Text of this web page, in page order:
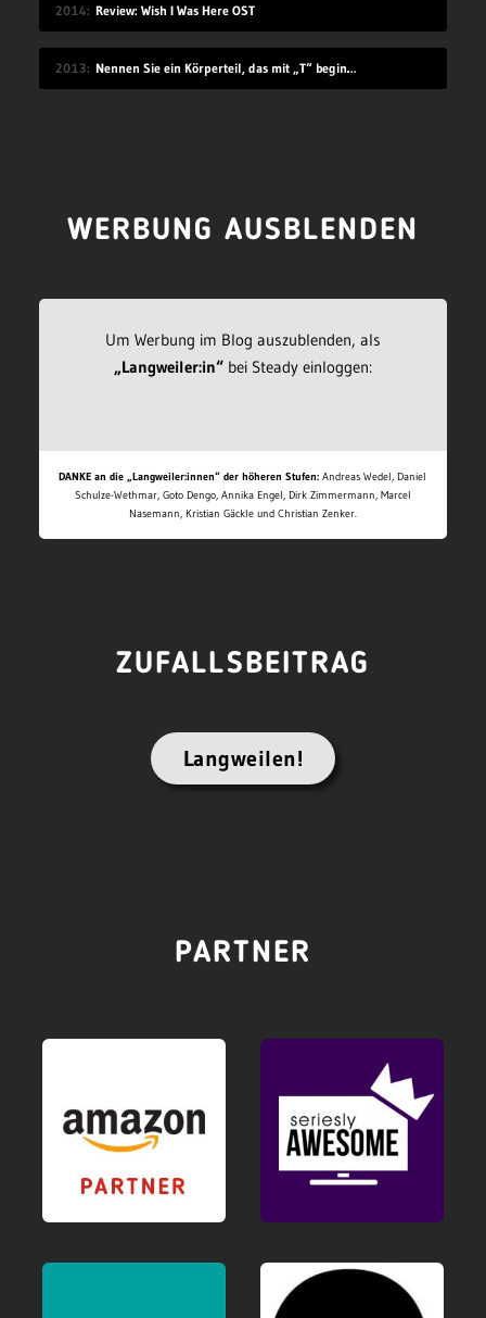
2014 Review: Wish I Was Here OST
2013 Nennen Sie ein Körperteil, das mit „T“ beginnt
WERBUNG AUSBLENDEN
Um Werbung im Blog auszublenden, als
„Langweiler:in“bei Steady einloggen:
DANKE an die „Langweiler:innen“ der höheren Stufen: Andreas Wedel, Daniel
Schulze-Wethmar, Goto Dengo, Annika Engel, Dirk Zimmermann, Marcel
Nasemann, Kristian Gäckle und Christian Zenker.
ZUFALLSBEITRAG
Langweilen!
PARTNER